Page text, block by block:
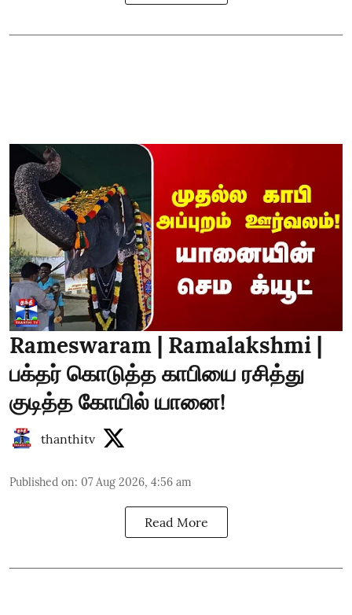
Rameswaram | Ramalakshmi |
பக்தர் கொடுத்த காபியை ரசித்து
குடித்த கோயில் யானை!
thanthitv
Published on: 07 Aug 2026, 4:56 am
Read More